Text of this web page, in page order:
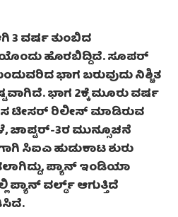
3 ವರ್ಷ ತುಂಬಿದ
ಹೊರಬಿದ್ದಿದೆ. ಸೂಪರ್
ಭಾಗ ಬರುವುದು ನಿಶ್ಚಿತ
ಭಾಗ 2ಕ್ಕೆ ಮೂರು ವರ್ಷ
ಟೀಸರ್ ರಿಲೀಸ್ ಮಾಡಿರುವ
ಚಾಪ್ಟರ್-3ರ ಮುನ್ಸೂಚನೆ
ಸಿಐಎ ಹುಡುಕಾಟ ಶುರು
ಪ್ಯಾನ್ ಇಂಡಿಯಾ
ವರ್ಲ್ಡ್ ಆಗುತ್ತಿದೆ